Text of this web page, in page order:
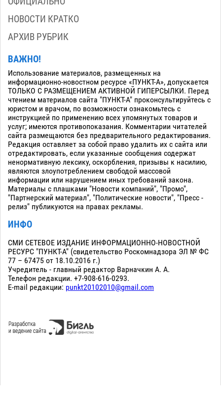
НОВОСТИ КРАТКО
АРХИВ РУБРИК
ВАЖНО!
Использование материалов, размещенных на
информационно-новостном ресурсе «ПУНКТ-А», допускается
ТОЛЬКО С РАЗМЕЩЕНИЕМ АКТИВНОЙ ГИПЕРСЫЛКИ. Перед
чтением материалов сайта "ПУНКТ-А" проконсультируйтесь с
юристом и врачом, по возможности ознакомьтесь с
инструкцией по применению всех упомянутых товаров и
услуг; имеются противопоказания. Комментарии читателей
сайта размещаются без предварительного редактирования.
Редакция оставляет за собой право удалить их с сайта или
отредактировать, если указанные сообщения содержат
ненормативную лексику, оскорбления, призывы к насилию,
являются злоупотреблением свободой массовой
информации или нарушением иных требований закона.
Материалы с плашками "Новости компаний", "Промо",
"Партнерский материал", "Политические новости", "Пресс -
релиз" публикуются на правах рекламы.
ИНФО
СМИ СЕТЕВОЕ ИЗДАНИЕ ИНФОРМАЦИОННО-НОВОСТНОЙ
РЕСУРС "ПУНКТ-А" (свидетельство Роскомнадзора ЭЛ № ФС
77 – 67475 от 18.10.2016 г.)
Учредитель - главный редактор Варначкин А. А.
Телефон редакции. +7-908-616-0293.
E-mail редакции: punkt20102010@gmail.com